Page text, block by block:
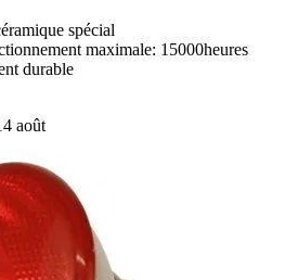
spécial
maximale: 15000heures
durable
août